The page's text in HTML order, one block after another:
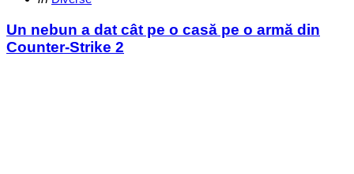
Un nebun a dat cât pe o casă pe o armă din
Counter-Strike 2